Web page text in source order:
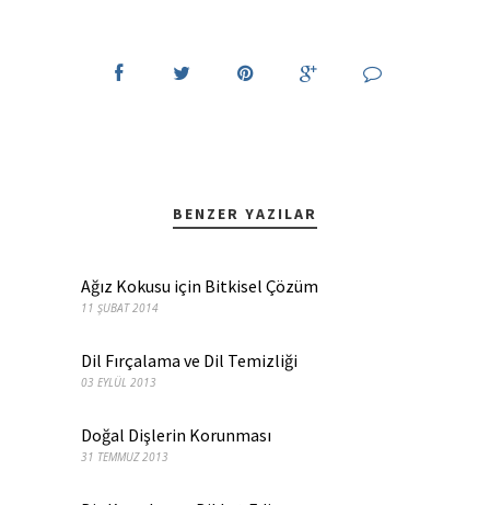
BENZER YAZILAR
Ağız Kokusu için Bitkisel Çözüm
11 ŞUBAT 2014
Dil Fırçalama ve Dil Temizliği
03 EYLÜL 2013
Doğal Dişlerin Korunması
31 TEMMUZ 2013